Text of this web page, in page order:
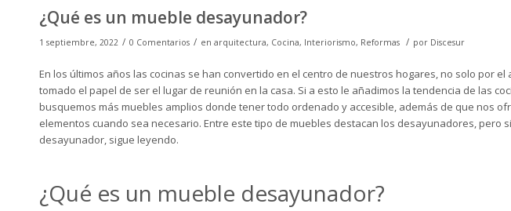
¿Qué es un mueble desayunador?
1 septiembre, 2022 / 0 Comentarios / en arquitectura, Cocina, Interiorismo, Reformas / por Discesur
En los últimos años las cocinas se han convertido en el centro de nuestros hogares, no solo por
tomado el papel de ser el lugar de reunión en la casa. Si a esto le añadimos la tendencia de las
busquemos más muebles amplios donde tener todo ordenado y accesible, además de que nos
elementos cuando sea necesario. Entre este tipo de muebles destacan los desayunadores, pero
desayunador, sigue leyendo.
¿Qué es un mueble desayunador?